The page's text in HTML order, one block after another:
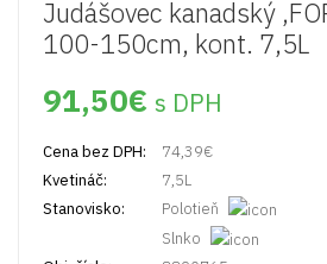
Judášovec kanadský
100-150cm, kont. 7,5L
91,50€ s DPH
Cena bez DPH: 74,39€
Kvetináč:
7,5L
Stanovisko:
Polotieň
Slnko